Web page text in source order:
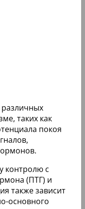
таких как
покоя
контролю с
(ПТГ) и
также зависит
основного